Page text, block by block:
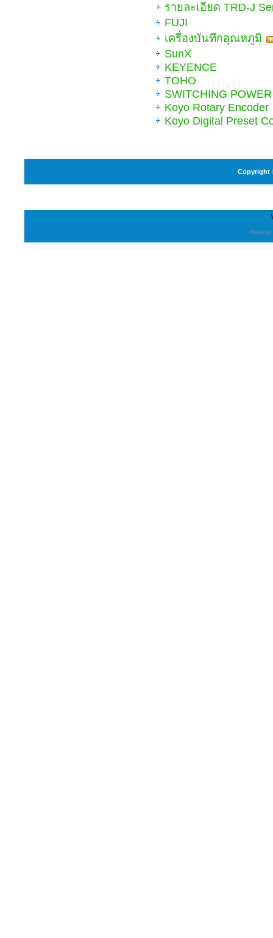
รายละเอียด TRD-J
FUJI
เครื่องบันทึกอุณหภูมิ
SunX
KEYENCE
TOHO
SWITCHING
Koyo Rotary Encoder
Koyo Digital Preset
Copyright